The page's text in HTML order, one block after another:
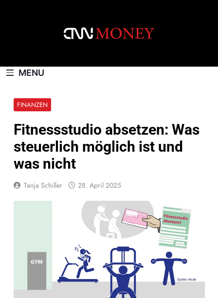
MENU
FINANZEN
Fitnessstudio absetzen: Was
steuerlich möglich ist und
was nicht
Tanja Schiller 28. April 2025